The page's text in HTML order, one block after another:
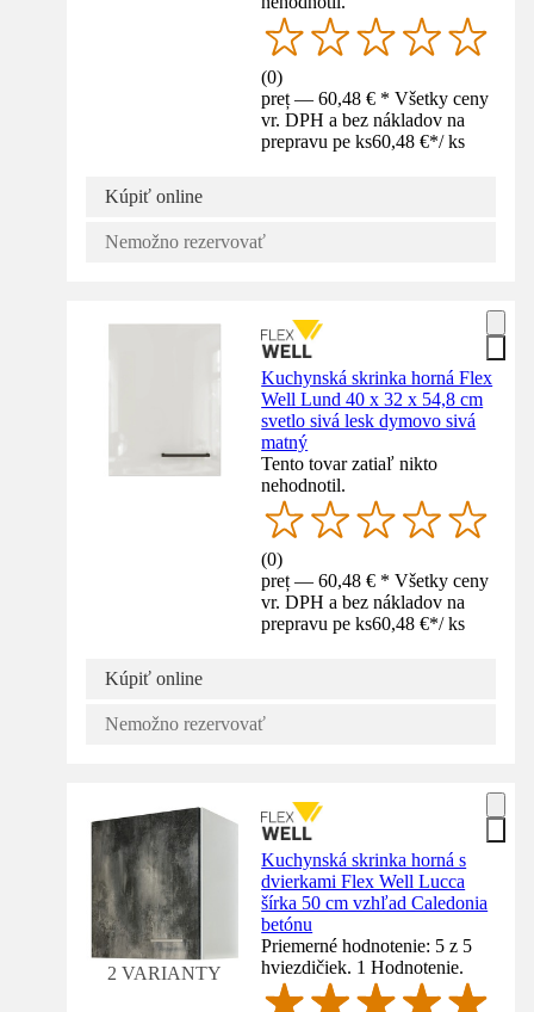
(0)
preț — 60,48 € * Všetky ceny
vr. DPH a bez nákladov na
prepravu pe ks60,48 €*/ ks
Kúpiť online
Nemožno rezervovať
Kuchynská skrinka horná Flex
Well Lund 40 x 32 x 54,8 cm
svetlo sivá lesk dymovo sivá
matný
Tento tovar zatiaľ nikto
nehodnotil.
(0)
preț — 60,48 € * Všetky ceny
vr. DPH a bez nákladov na
prepravu pe ks60,48 €*/ ks
Kúpiť online
Nemožno rezervovať
2 VARIANTY
Kuchynská skrinka horná s
dvierkami Flex Well Lucca
šírka 50 cm vzhľad Caledonia
betónu
Priemerné hodnotenie: 5 z 5
hviezdičiek. 1 Hodnotenie.